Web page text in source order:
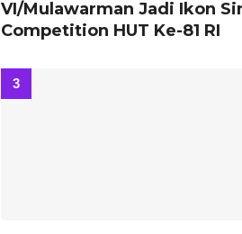
VI/Mulawarman Jadi Ikon
Competition HUT Ke-81 RI